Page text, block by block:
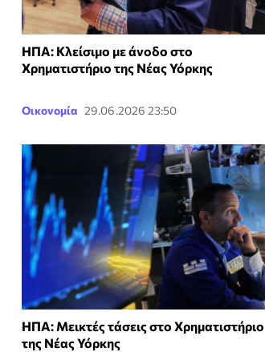
ΗΠΑ: Κλείσιμο με άνοδο στο
Χρηματιστήριο της Νέας Υόρκης
Οικονομία 29.06.2026 23:50
ΗΠΑ: Μεικτές τάσεις στο Χρηματιστήριο
της Νέας Υόρκης